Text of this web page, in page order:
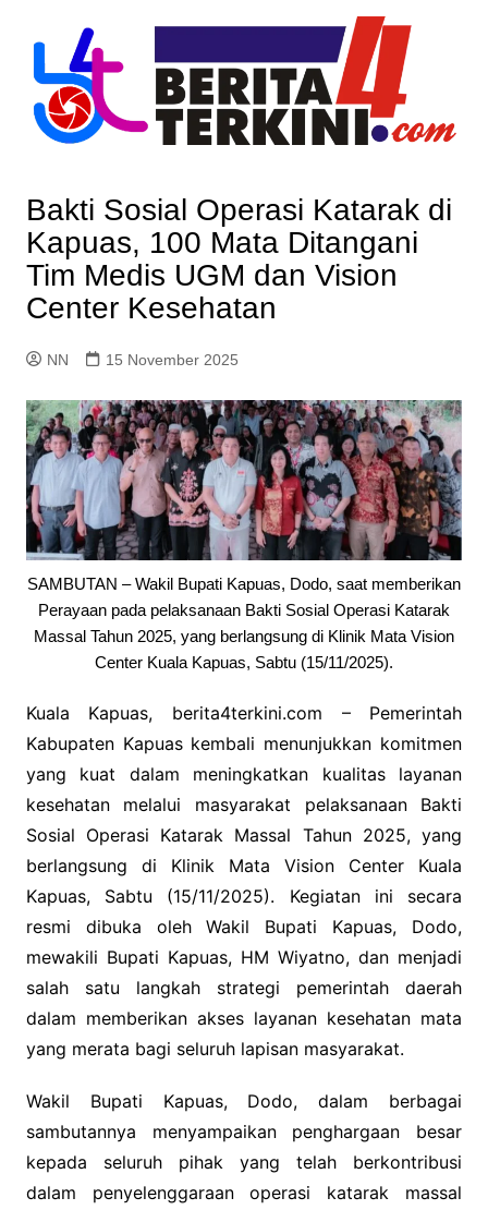
content
Bakti Sosial Operasi Katarak di
Kapuas, 100 Mata Ditangani
Tim Medis UGM dan Vision
Center Kesehatan
NN 15 November 2025
SAMBUTAN – Wakil Bupati Kapuas, Dodo, saat memberikan
Perayaan pada pelaksanaan Bakti Sosial Operasi Katarak
Massal Tahun 2025, yang berlangsung di Klinik Mata Vision
Center Kuala Kapuas, Sabtu (15/11/2025).
Kuala Kapuas, berita4terkini.com – Pemerintah
Kabupaten Kapuas kembali menunjukkan komitmen
yang kuat dalam meningkatkan kualitas layanan
kesehatan melalui masyarakat pelaksanaan Bakti
Sosial Operasi Katarak Massal Tahun 2025, yang
berlangsung di Klinik Mata Vision Center Kuala
Kapuas, Sabtu (15/11/2025). Kegiatan ini secara
resmi dibuka oleh Wakil Bupati Kapuas, Dodo,
mewakili Bupati Kapuas, HM Wiyatno, dan menjadi
salah satu langkah strategi pemerintah daerah
dalam memberikan akses layanan kesehatan mata
yang merata bagi seluruh lapisan masyarakat.
Wakil Bupati Kapuas, Dodo, dalam berbagai
sambutannya menyampaikan penghargaan besar
kepada seluruh pihak yang telah berkontribusi
dalam penyelenggaraan operasi katarak massal